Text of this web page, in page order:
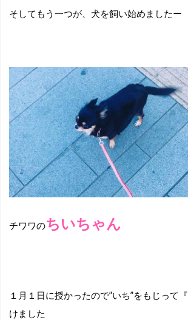
そしてもう一つが、犬を飼い始めましたー
チワワのちいちゃん
１月１日に授かったので”いち”をもじって『
けました